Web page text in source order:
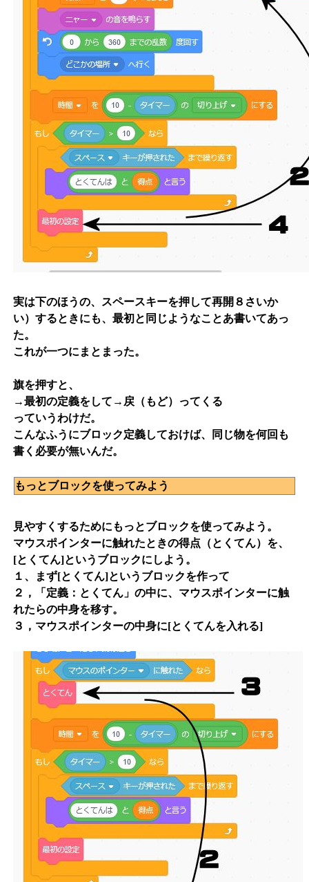
実は下のほうの、スペースキーを押して再開８さいか
い）するときにも、最初と同じようなことあ書いてあっ
た。
これが一つにまとまった。
旗を押すと、
→最初の定義をして→戻（もど）ってくる
っていうわけだ。
こんなふうにブロック定義しておけば、同じ物を何回も
書く必要が無いんだ。
もっとブロックを使ってみよう
見やすくするためにもっとブロックを使ってみよう。
マウスポインターに触れたときの得点（とくてん）を、
[とくてん]というブロックにしよう。
１、まず[とくてん]というブロックを作って
２，「定義：とくてん」の中に、マウスポインターに触
れたらの中身を移す。
３，マウスポインターの中身に[とくてんを入れる]